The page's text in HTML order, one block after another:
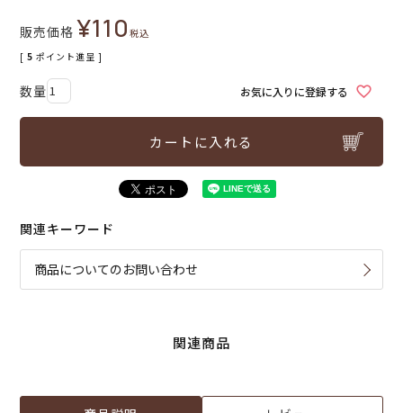
販売価格 ¥110税込
[ 5 ポイント進呈 ]
お気に入りに登録する
カートに入れる
関連キーワード
商品についてのお問い合わせ
関連商品